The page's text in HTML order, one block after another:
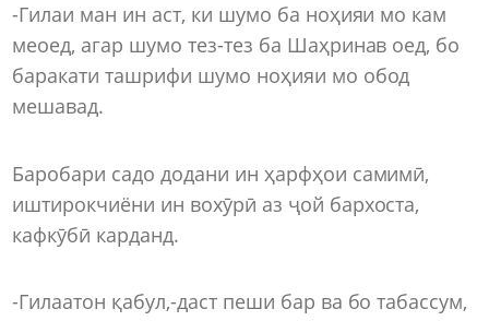
-Гилаи ман ин аст, ки шумо ба ноҳияи мо кам
меоед, агар шумо тез-тез ба Шаҳринав оед, бо
баракати ташрифи шумо ноҳияи мо обод
мешавад.
Баробари садо додани ин ҳарфҳои самимӣ,
иштирокчиёни ин вохӯрӣ аз ҷой бархоста,
кафкӯбӣ карданд.
-Гилаатон қабул,-даст пеши бар ва бо табассум,